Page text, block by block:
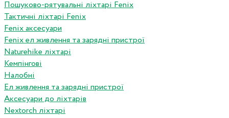
Пошуково-рятувальні ліхтарі Fenix
Тактичні ліхтарі Fenix
Fenix аксесуари
Fenix ел живлення та зарядні пристрої
Naturehike ліхтарі
Кемпінгові
Налобні
Ел живлення та зарядні пристрої
Аксесуари до ліхтарів
Nextorch ліхтарі